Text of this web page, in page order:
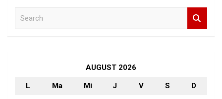
AUGUST 2026
L Ma Mi J V S D